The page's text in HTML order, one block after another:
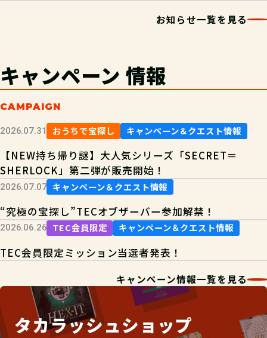
お知らせ一覧を見る
キャンペーン 情報
CAMPAIGN
2026.07.31 おうちで宝探し キャンペーン＆クエスト情報
【NEW持ち帰り謎】大人気シリーズ「SECRET＝
SHERLOCK」第二弾が販売開始！
2026.07.07 キャンペーン＆クエスト情報
“究極の宝探し”TECオブザーバー参加解禁！
2026.06.26 TEC会員限定 キャンペーン＆クエスト情報
TEC会員限定ミッション当選者発表！
キャンペーン情報一覧を見る
タカラッシュショップ